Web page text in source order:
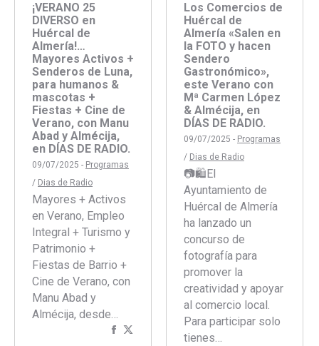
¡VERANO 25
DIVERSO en
Huércal de
Almería!…
Mayores Activos +
Senderos de Luna,
para humanos &
mascotas +
Fiestas + Cine de
Verano, con Manu
Abad y Almécija,
en DÍAS DE RADIO.
09/07/2025 - Programas
/ Dias de Radio
Mayores + Activos
en Verano, Empleo
Integral + Turismo y
Patrimonio +
Fiestas de Barrio +
Cine de Verano, con
Manu Abad y
Almécija, desde…
Compartir
Los Comercios de
Huércal de
Almería «Salen en
la FOTO y hacen
Sendero
Gastronómico»,
este Verano con
Mª Carmen López
& Almécija, en
DÍAS DE RADIO.
09/07/2025 - Programas
/ Dias de Radio
📷🛍️El
Ayuntamiento de
Huércal de Almería
ha lanzado un
concurso de
fotografía para
promover la
creatividad y apoyar
al comercio local.
Para participar solo
tienes…